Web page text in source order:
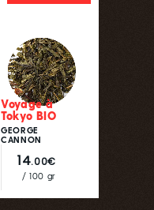
Voyage à
Tokyo BIO
GEORGE
CANNON
14.00€
/ 100 gr